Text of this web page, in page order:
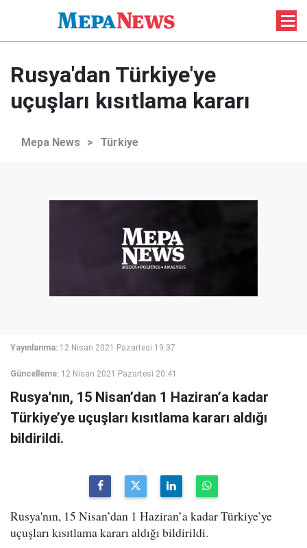
Rusya'dan Türkiye'ye
uçuşları kısıtlama kararı
Mepa News > Türkiye
Yayınlanma: 12 Nisan 2021 Pazartesi 19:37
Güncelleme: 12 Nisan 2021 Pazartesi 20:41
Rusya'nın, 15 Nisan’dan 1 Haziran’a kadar
Türkiye’ye uçuşları kısıtlama kararı aldığı
bildirildi.
Rusya'nın, 15 Nisan’dan 1 Haziran’a kadar Türkiye’ye
uçuşları kısıtlama kararı aldığı bildirildi.